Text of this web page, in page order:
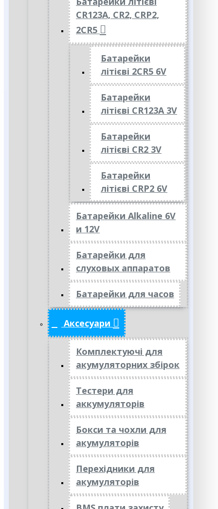
CR123A, CR2, CRP2,
2CR5
Батарейки
літієві 2CR5 6V
Батарейки
літієві CR123A 3V
Батарейки
літієві CR2 3V
Батарейки
літієві CRP2 6V
Батарейки Alkaline 6V
и 12V
Батарейки для
слуховых аппаратов
Батарейки для часов
Аксесуари
Комплектуючі для
акумуляторних збірок
Тестери для
аккумуляторів
Бокси та чохли для
акумуляторів
Перехідники для
акумуляторів